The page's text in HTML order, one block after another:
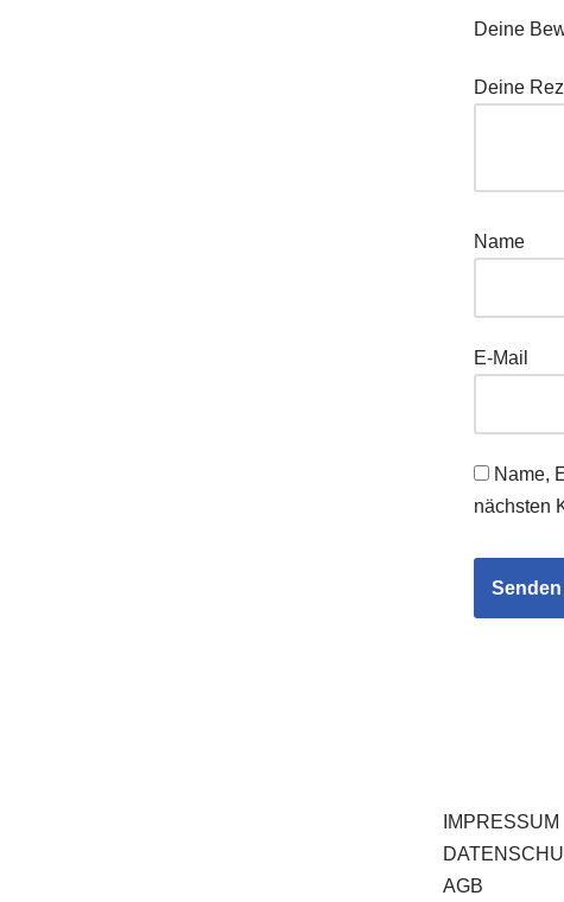
Deine
Deine
Name
E-Mail
Name,
nächsten
IMPRESSUM
AGB